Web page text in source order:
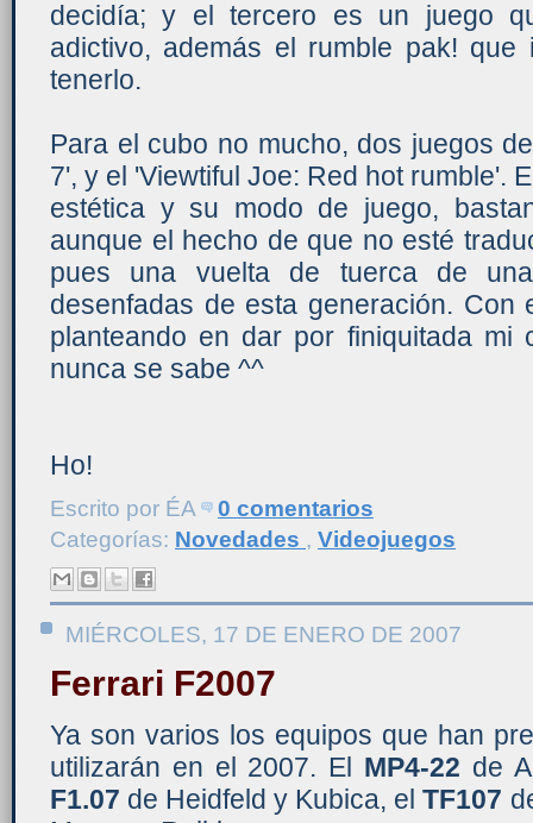
decidía; y el tercero es un juego
adictivo, además el rumble pak!
tenerlo.
Para el cubo no mucho, dos juegos
7', y el 'Viewtiful Joe: Red hot rumble'.
estética y su modo de juego,
aunque el hecho de que no esté
pues una vuelta de tuerca de
desenfadas de esta generación. Con
planteando en dar por finiquitada mi
nunca se sabe ^^
Ho!
Escrito por ÉA
0 comentarios
Categorías: Novedades , Videojuegos
MIÉRCOLES, 17 DE ENERO DE 2007
Ferrari F2007
Ya son varios los equipos que han
utilizarán en el 2007. El MP4-22 de
F1.07 de Heidfeld y Kubica, elTF107